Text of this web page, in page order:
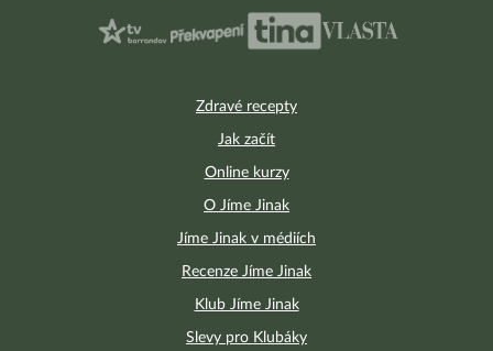
Zdravé recepty
Jak začít
Online kurzy
O Jíme Jinak
Jíme Jinak v médiích
Recenze Jíme Jinak
Klub Jíme Jinak
Slevy pro Klubáky